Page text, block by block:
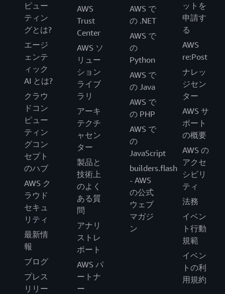
ピュー
ティン
グとは?
エージ
ェンテ
ィック
AI とは?
クラウ
ドコン
ピュー
ティン
グコン
セプト
のハブ
AWS ク
ラウド
セキュ
リティ
最新情
報
ブログ
プレス
リリー
AWS
Trust
Center
AWS ソ
リュー
ション
ライブ
ラリ
アーキ
テクチ
ャセン
ター
製品と
技術上
のよく
ある質
問
アナリ
ストレ
ポート
AWS パ
ートナ
ー
AWS で
の .NET
AWS で
の
Python
AWS で
の Java
AWS で
の PHP
AWS で
の
JavaScript
builders.flash
- AWS
の公式
ウェブ
マガジ
ン
ットを
申請す
る
AWS
re:Post
ナレッ
ジセン
ター
AWS サ
ポート
の概要
AWS の
アクセ
シビリ
ティ
法務
イベン
ト行動
規範
イベン
トの利
用規約